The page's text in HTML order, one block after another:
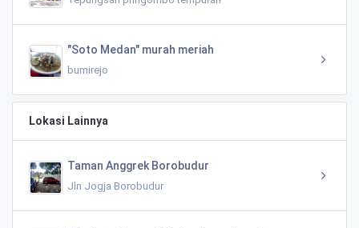
"Soto Medan" murah meriah
bumirejo
Lokasi Lainnya
Taman Anggrek Borobudur
Jln Jogja Borobudur